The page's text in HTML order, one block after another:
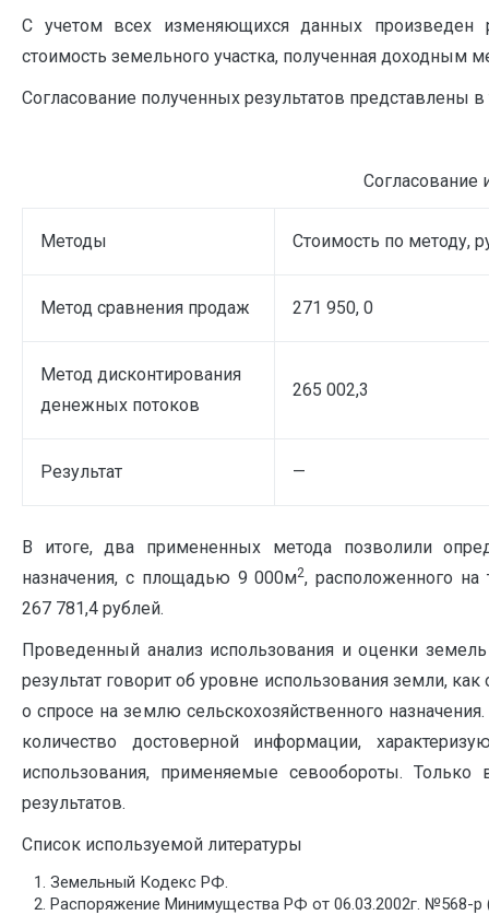
С учетом всех изменяющихся данных произведен
стоимость земельного участка, полученная доходным
Согласование полученных результатов представлены в
Согласование
Методы Стоимость по методу,
Метод сравнения продаж 271 950, 0
Метод дисконтирования
денежных потоков
265 002,3
Результат —
В итоге, два примененных метода позволили
назначения, с площадью 9 000м2, расположенного на
267 781,4 рублей.
Проведенный анализ использования и оценки земель
результат говорит об уровне использования земли,
о спросе на землю сельскохозяйственного
количество достоверной информации,
использования, применяемые севообороты.
результатов.
Список используемой литературы
Земельный Кодекс РФ.
Распоряжение Минимущества РФ от 06.03.2002г. №568-р